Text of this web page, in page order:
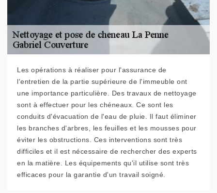
Les opérations à réaliser pour l'assurance de
l'entretien de la partie supérieure de l'immeuble ont
une importance particulière. Des travaux de nettoyage
sont à effectuer pour les chéneaux. Ce sont les
conduits d'évacuation de l'eau de pluie. Il faut éliminer
les branches d'arbres, les feuilles et les mousses pour
éviter les obstructions. Ces interventions sont très
difficiles et il est nécessaire de rechercher des experts
en la matière. Les équipements qu'il utilise sont très
efficaces pour la garantie d'un travail soigné.